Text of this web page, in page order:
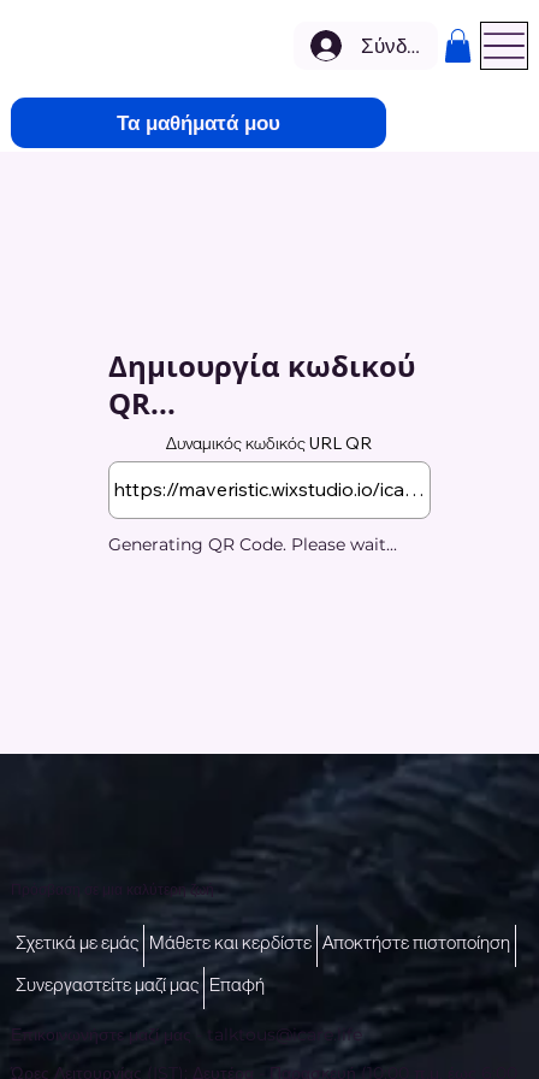
Τα μαθήματά μου
Σύνδεση
Δημιουργία κωδικού
QR...
Δυναμικός κωδικός URL QR
Generating QR Code. Please wait...
Πρόσβαση σε μια καλύτερη ζωή
Επικοινωνήστε μαζί μας - talktous@icare.life
Σχετικά με εμάς Μάθετε και κερδίστε Αποκτήστε πιστοποίηση
Συνεργαστείτε μαζί μας Επαφή
Ώρες Λειτουργίας (IST): Δευτέρα - Παρασκευή (10:00 π.μ. έως 6:00